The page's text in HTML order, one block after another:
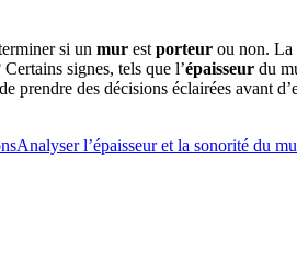
si un mur est porteur ou non. La
signes, tels que l’épaisseur du
prendre des décisions éclairées avant
Analyser l’épaisseur et la sonorité du